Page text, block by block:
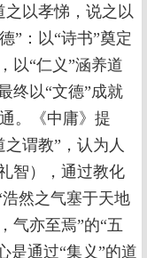
之以孝悌，说之以
”：以“诗书”奠定
以“仁义”涵养道
终以“文德”成就
。《中庸》提
谓教”，认为人
智），通过教化
浩然之气塞于天地
气亦至焉”的“五
是通过“集义”的道